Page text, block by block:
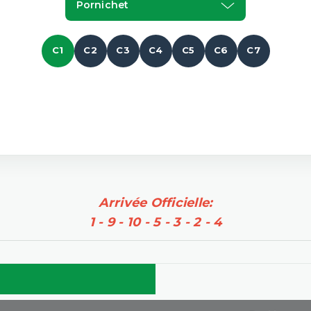
Pornichet
C1 C2 C3 C4 C5 C6 C7
Arrivée Officielle:
1 - 9 - 10 - 5 - 3 - 2 - 4